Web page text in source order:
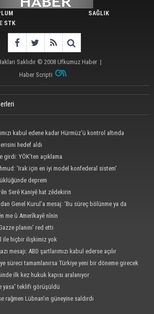
STK
SAĞLIK
Saklıdır © 2008 Ufkumuz Haber |
Haber Scripti
kabul edene kadar Hürmüz'ü kontrol altında
hedef aldı
girdi: YÖK’ten açıklama
'Irak için en iyi model konfederal sistem'
deprem
Serê Kaniyê hat zêdekirin
Genel Kurul’a mesaj: ‘Bu süreç bölünme ya da
me û Amerîkayê nînin
planını’ red etti
ile hiçbir ilişkimiz yok
mesajı: ABD şartlarımızı kabul ederse açılır
süreci tamamlanırsa Türkiye yeni bir döneme girecek
ilk kez hukuk kapısı aralanıyor
yasa' teklifi görüşüldü
rağmen Lübnan'ın güneyine saldırdı